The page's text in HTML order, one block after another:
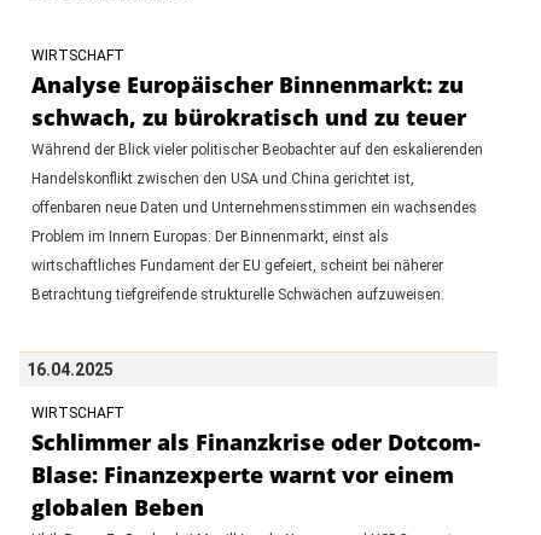
WIRTSCHAFT
Analyse Europäischer Binnenmarkt: zu
schwach, zu bürokratisch und zu teuer
Während der Blick vieler politischer Beobachter auf den eskalierenden
Handelskonflikt zwischen den USA und China gerichtet ist,
offenbaren neue Daten und Unternehmensstimmen ein wachsendes
Problem im Innern Europas: Der Binnenmarkt, einst als
wirtschaftliches Fundament der EU gefeiert, scheint bei näherer
Betrachtung tiefgreifende strukturelle Schwächen aufzuweisen.
16.04.2025
WIRTSCHAFT
Schlimmer als Finanzkrise oder Dotcom-
Blase: Finanzexperte warnt vor einem
globalen Beben